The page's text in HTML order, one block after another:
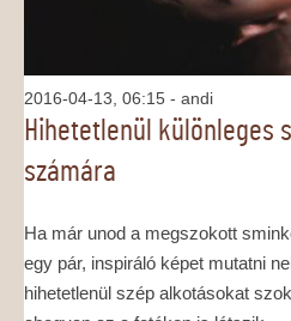
2016-04-13, 06:15 - andi
Hihetetlenül különleges
számára
Ha már unod a megszokott
egy pár, inspiráló képet mutatni
hihetetlenül szép alkotásokat